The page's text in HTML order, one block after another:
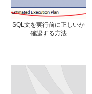
SQL文を実行前に正しいか
確認する方法